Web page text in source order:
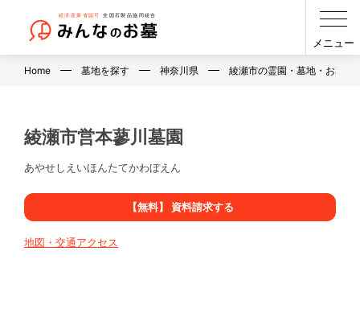
メニュー
Home 墓地を探す 神奈川県 綾瀬市の霊園・墓地・お墓
綾瀬市営本蓼川墓園
あやせしえいほんたてかわぼえん
【無料】 資料請求する
地図・交通アクセス